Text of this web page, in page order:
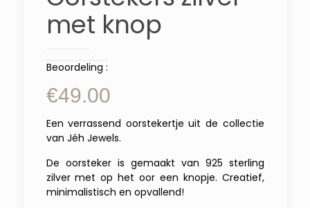
met knop
Beoordeling :
€49.00
Een verrassend oorstekertje uit de collectie
van Jéh Jewels.
De oorsteker is gemaakt van 925 sterling
zilver met op het oor een knopje. Creatief,
minimalistisch en opvallend!